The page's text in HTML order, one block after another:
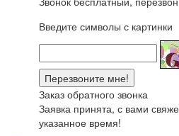
Введите символы с картинки
Заказ обратного звонка
Заявка принята, с вами
указанное время!